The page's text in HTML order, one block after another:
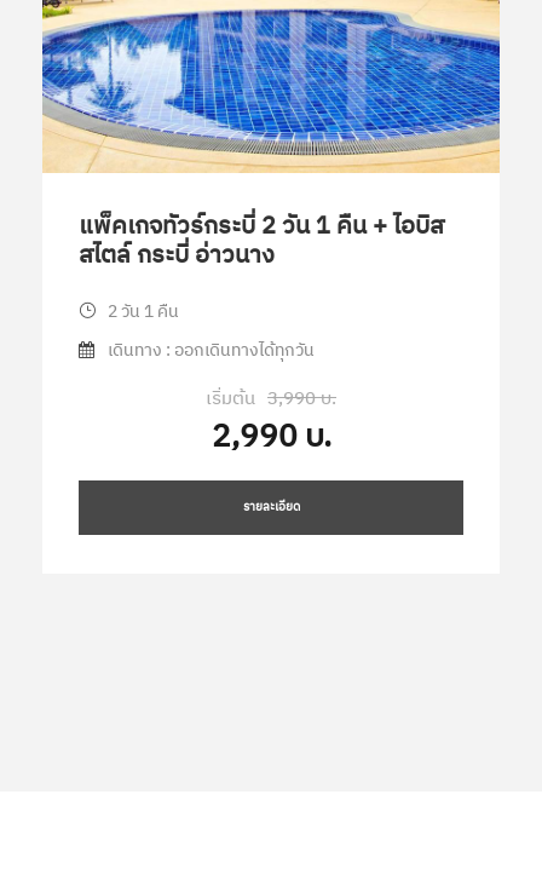
แพ็คเกจทัวร์กระบี่ 2 วัน 1 คืน + ไอบิส
สไตล์ กระบี่ อ่าวนาง
2 วัน 1 คืน
เดินทาง : ออกเดินทางได้ทุกวัน
เริ่มต้น 3,990 บ.
2,990 บ.
รายละเอียด